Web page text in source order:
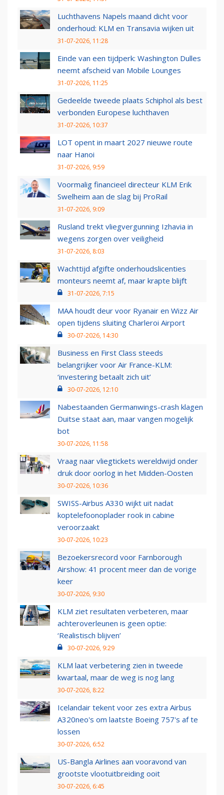
Luchthavens Napels maand dicht voor
onderhoud: KLM en Transavia wijken uit
31-07-2026, 11:28
Einde van een tijdperk: Washington Dulles
neemt afscheid van Mobile Lounges
31-07-2026, 11:25
Gedeelde tweede plaats Schiphol als best
verbonden Europese luchthaven
31-07-2026, 10:37
LOT opent in maart 2027 nieuwe route
naar Hanoi
31-07-2026, 9:59
Voormalig financieel directeur KLM Erik
Swelheim aan de slag bij ProRail
31-07-2026, 9:09
Rusland trekt vliegvergunning Izhavia in
wegens zorgen over veiligheid
31-07-2026, 8:03
Wachttijd afgifte onderhoudslicenties
monteurs neemt af, maar krapte blijft
31-07-2026, 7:15
MAA houdt deur voor Ryanair en Wizz Air
open tijdens sluiting Charleroi Airport
30-07-2026, 14:30
Business en First Class steeds
belangrijker voor Air France-KLM:
‘investering betaalt zich uit’
30-07-2026, 12:10
Nabestaanden Germanwings-crash klagen
Duitse staat aan, maar vangen mogelijk
bot
30-07-2026, 11:58
Vraag naar vliegtickets wereldwijd onder
druk door oorlog in het Midden-Oosten
30-07-2026, 10:36
SWISS-Airbus A330 wijkt uit nadat
koptelefoonoplader rook in cabine
veroorzaakt
30-07-2026, 10:23
Bezoekersrecord voor Farnborough
Airshow: 41 procent meer dan de vorige
keer
30-07-2026, 9:30
KLM ziet resultaten verbeteren, maar
achteroverleunen is geen optie:
‘Realistisch blijven’
30-07-2026, 9:29
KLM laat verbetering zien in tweede
kwartaal, maar de weg is nog lang
30-07-2026, 8:22
Icelandair tekent voor zes extra Airbus
A320neo's om laatste Boeing 757's af te
lossen
30-07-2026, 6:52
US-Bangla Airlines aan vooravond van
grootste vlootuitbreiding ooit
30-07-2026, 6:45